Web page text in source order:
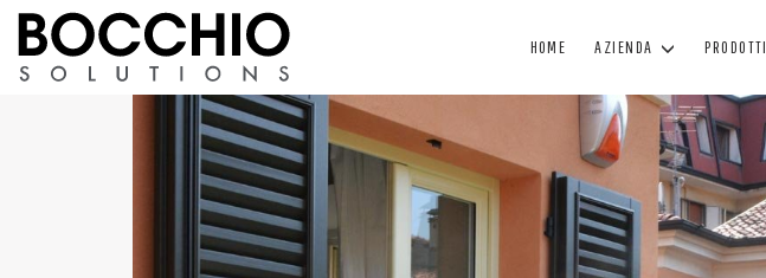
HOME AZIENDA PRODOTTI
FINESTRE
FINESTRE IN LEGNO
FINESTRE IN LEGNO - ALLUMINIO